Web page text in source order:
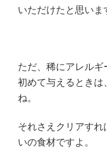
いただけたと思いま
ただ、稀にアレルギ
初めて与えるときは
ね。
それさえクリアすれ
いの食材ですよ。